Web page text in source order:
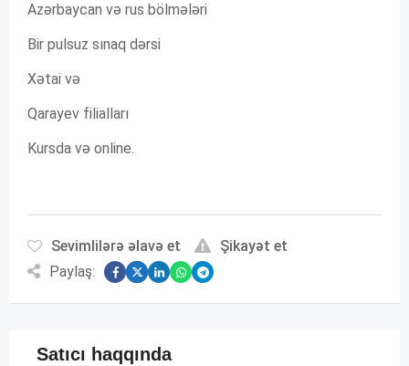
Azərbaycan və rus bölmələri
Bir pulsuz sınaq dərsi
Xətai və
Qarayev filialları
Kursda və online.
Sevimlilərə əlavə et
Şikayət et
Paylaş:
Satıcı haqqında